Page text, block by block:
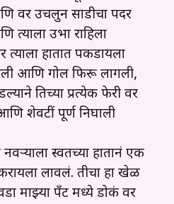
वर उचलुन साडीचा पदर
त्याला उभा राहिला
त्याला हातात पकडायला
आणि गोल फिरू लागली,
तिच्या प्रत्येक फेरी वर
शेवटीं पूर्ण निघाली
स्वतच्या हातानं एक
लावलं. तीचा हा खेळ
माझ्या पँट मध्ये डोकं वर